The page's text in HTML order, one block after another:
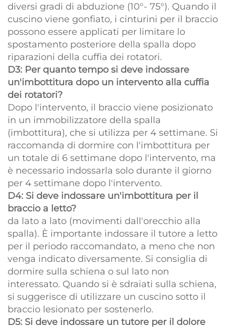
diversi gradi di abduzione (10°- 75°). Quando il
cuscino viene gonfiato, i cinturini per il braccio
possono essere applicati per limitare lo
spostamento posteriore della spalla dopo
riparazioni della cuffia dei rotatori.
D3: Per quanto tempo si deve indossare
un'imbottitura dopo un intervento alla cuffia
dei rotatori?
Dopo l'intervento, il braccio viene posizionato
in un immobilizzatore della spalla
(imbottitura), che si utilizza per 4 settimane. Si
raccomanda di dormire con l'imbottitura per
un totale di 6 settimane dopo l'intervento, ma
è necessario indossarla solo durante il giorno
per 4 settimane dopo l'intervento.
D4: Si deve indossare un'imbottitura per il
braccio a letto?
da lato a lato (movimenti dall'orecchio alla
spalla). È importante indossare il tutore a letto
per il periodo raccomandato, a meno che non
venga indicato diversamente. Si consiglia di
dormire sulla schiena o sul lato non
interessato. Quando si è sdraiati sulla schiena,
si suggerisce di utilizzare un cuscino sotto il
braccio lesionato per sostenerlo.
D5: Si deve indossare un tutore per il dolore